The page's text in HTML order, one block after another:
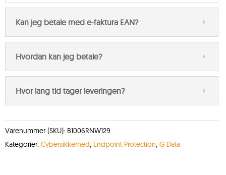
Kan jeg betale med e-faktura EAN?
Hvordan kan jeg betale?
Hvor lang tid tager leveringen?
Varenummer (SKU): B1006RNW129
Kategorier: Cybersikkerhed, Endpoint Protection, G Data